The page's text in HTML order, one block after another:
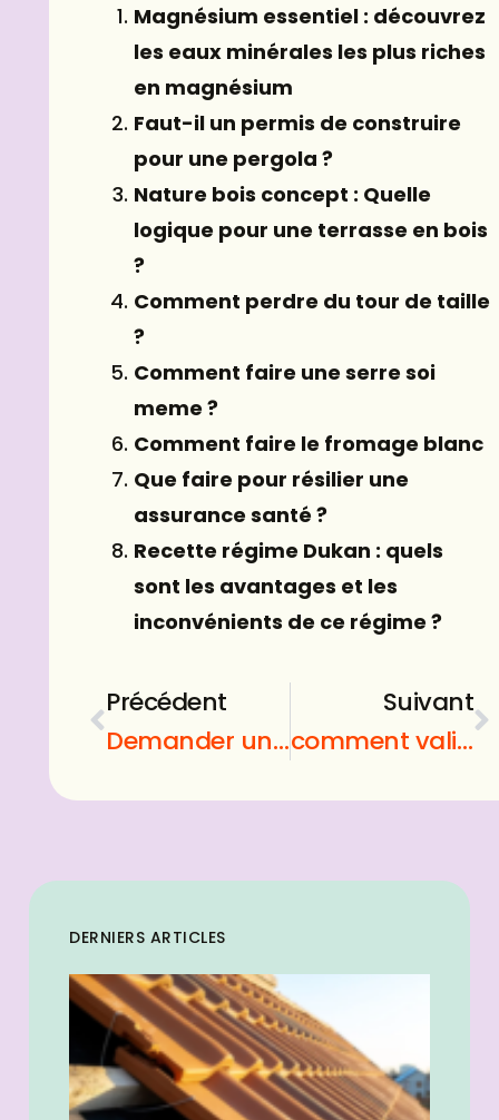
Magnésium essentiel : découvrez
les eaux minérales les plus riches
en magnésium
Faut-il un permis de construire
pour une pergola ?
Nature bois concept : Quelle
logique pour une terrasse en bois
?
Comment perdre du tour de taille
?
Comment faire une serre soi
meme ?
Comment faire le fromage blanc
Que faire pour résilier une
assurance santé ?
Recette régime Dukan : quels
sont les avantages et les
inconvénients de ce régime ?
Précédent
Demander un test de paternité : guide pratique pour les hommes
Suivant
comment valider une prop firm ?
DERNIERS ARTICLES